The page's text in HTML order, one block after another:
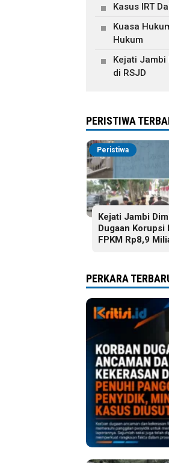
Kasus IRT
Kuasa
Hukum
Kejati
di RSJD
PERISTIWA
Peristiwa
Kejati Jambi
Dugaan Korupsi
FPKM Rp8,9
PERKARA